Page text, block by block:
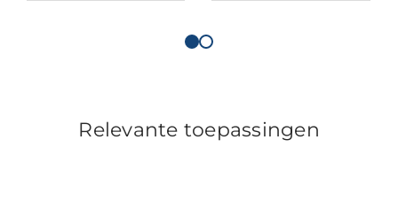
Relevante toepassingen